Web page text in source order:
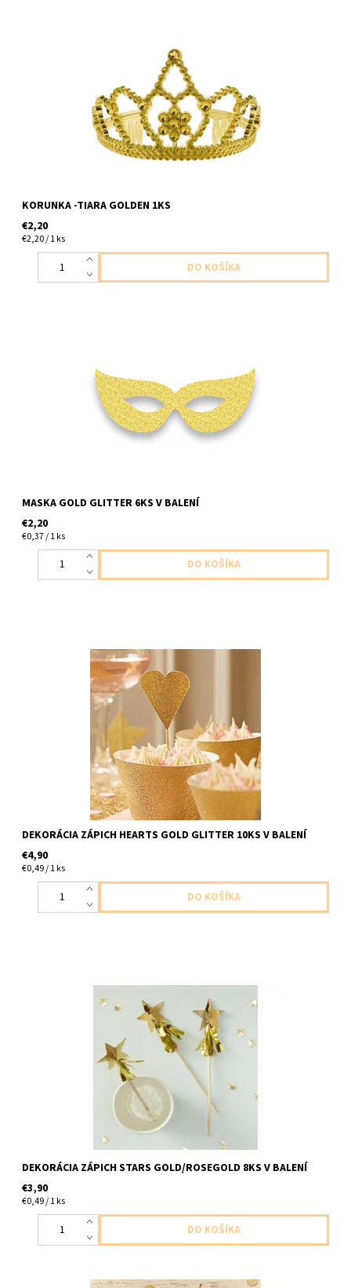
Plastová korunka zlata 1ks v baleni veľkosť uni
KORUNKA -TIARA GOLDEN 1KS
€2,20
€2,20 / 1 ks
MASKA GOLD GLITTER 6KS V BALENÍ
€2,20
€0,37 / 1 ks
papierovy zapich srdcia zlata trblietava do mafin atd 10ks v
balení dlzka 10,5cm
DEKORÁCIA ZÁPICH HEARTS GOLD GLITTER 10KS V BALENÍ
€4,90
€0,49 / 1 ks
papierovy zapich/ozdoba do Candy Baru,na drink, na mafin atd
zlata,zlatoruzova 8ks v balení dĺžka 19cm
DEKORÁCIA ZÁPICH STARS GOLD/ROSEGOLD 8KS V BALENÍ
€3,90
€0,49 / 1 ks